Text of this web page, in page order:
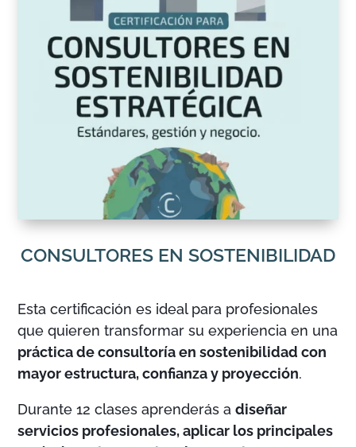
CONSULTORES EN SOSTENIBILIDAD
Esta certificación es ideal para profesionales
que quieren transformar su experiencia en una
práctica de consultoría en sostenibilidad con
mayor estructura, confianza y proyección.
Durante 12 clases aprenderás adiseñar
servicios profesionales, aplicar los principales